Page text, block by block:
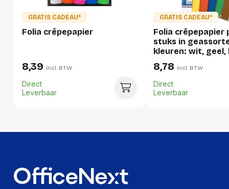
Gewicht:
Hoeveelheid:
Breedte:
Hoogte:
Gewicht:
-
GRATIS CADEAU*
Folia crêpepapier
8,39 incl. BTW
Direct
Leverbaar
GRATIS CADEAU*
Folia crêpepapier
stuks in
kleuren: wit, geel,
oranje,
8,78 incl. BTW
Direct
Leverbaar